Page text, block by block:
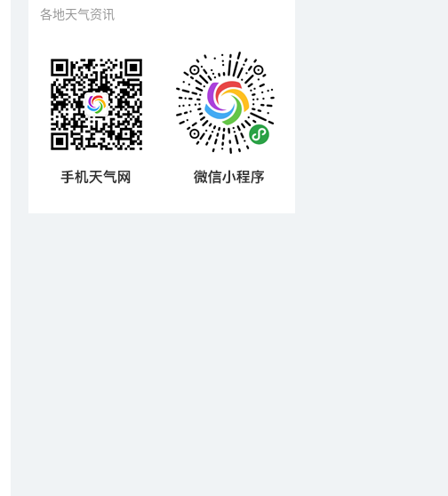
各地天气资讯